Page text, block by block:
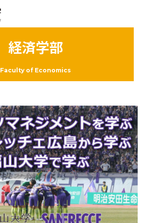
経済学部
Faculty of Economics